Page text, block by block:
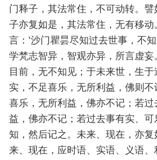
门释子，其法常住，不可动转。
子亦复如是，其法常住，无有移动
言：‘沙门瞿昙尽知过去世事，不
学梵志智异，智观亦异，所言虚
目前，无不知见；于未来世，生
实，不足喜乐，无所利益，佛则
喜乐，无所利益，佛亦不记；若过
益，佛亦不记；若过去事有实、
知，然后记之。未来、现在，亦
来、现在，应时语、实语、义语